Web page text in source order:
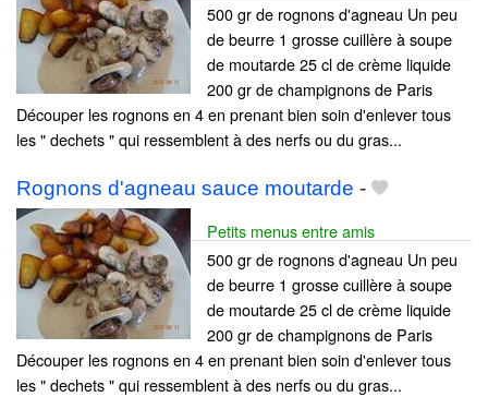
500 gr de rognons d'agneau Un peu
de beurre 1 grosse cuillère à soupe
de moutarde 25 cl de crème liquide
200 gr de champignons de Paris
Découper les rognons en 4 en prenant bien soin d'enlever tous
les " dechets " qui ressemblent à des nerfs ou du gras...
Rognons d'agneau sauce moutarde -
Petits menus entre amis
500 gr de rognons d'agneau Un peu
de beurre 1 grosse cuillère à soupe
de moutarde 25 cl de crème liquide
200 gr de champignons de Paris
Découper les rognons en 4 en prenant bien soin d'enlever tous
les " dechets " qui ressemblent à des nerfs ou du gras...